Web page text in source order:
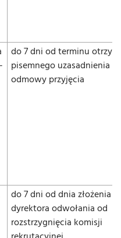
do 7 dni od terminu
pisemnego uzasadnienia
odmowy przyjęcia
do 7 dni od dnia złożenia
dyrektora odwołania od
rozstrzygnięcia komisji